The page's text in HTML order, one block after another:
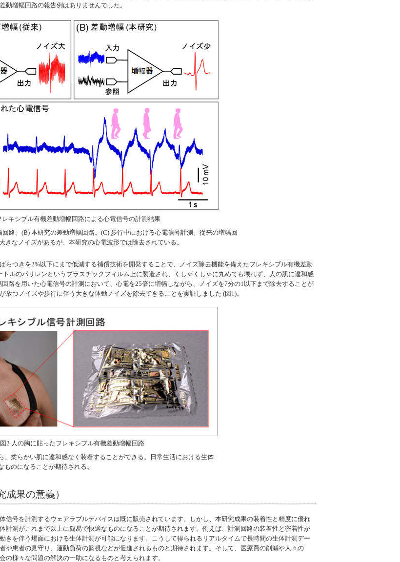
動増幅回路の報告例はありませんでした。
レキシブル有機差動増幅回路による心電信号の計測結果
路。(B) 本研究の差動増幅回路。(C) 歩行中における心電信号計測。従来の増幅回
きなノイズがあるが、本研究の心電波形では除去されている。
らつきを2%以下にまで低減する補償技術を開発することで、ノイズ除去機能を備えたフレキシブル有機差動
ルのパリレンというプラスチックフィルム上に製造され、くしゃくしゃに丸めても壊れず、人の肌に違和感
路を用いた心電信号の計測において、心電を25倍に増幅しながら、ノイズを7分の1以下まで除去することが
つノイズや歩行に伴う大きな体動ノイズを除去できることを実証しました (図1)。
図2 人の胸に貼ったフレキシブル有機差動増幅回路
、柔らかい肌に違和感なく装着することができる。日常生活における生体
のになることが期待される。
果の意義）
信号を計測するウェアラブルデバイスは既に販売されています。しかし、本研究成果の装着性と精度に優れ
計測がこれまで以上に簡易で快適なものになることが期待されます。例えば、計測回路の装着性と密着性が
きを伴う場面における生体計測が可能になります。こうして得られるリアルタイムで長時間の生体計測デー
や患者の見守り、運動負荷の監視などが促進されるものと期待されます。そして、医療費の削減や人々の
様々な問題の解決の一助になるものと考えられます。